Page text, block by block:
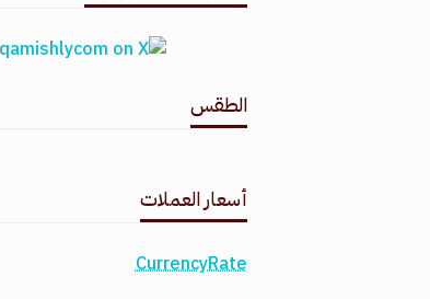
الطقس
أسعار العملات
CurrencyRate